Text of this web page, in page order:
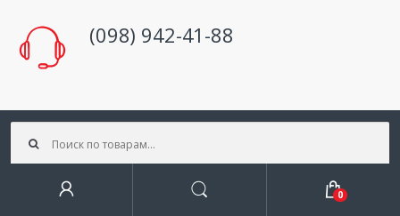
(098) 942-41-88
info@moregsm.com
Искать:
Поиск 0